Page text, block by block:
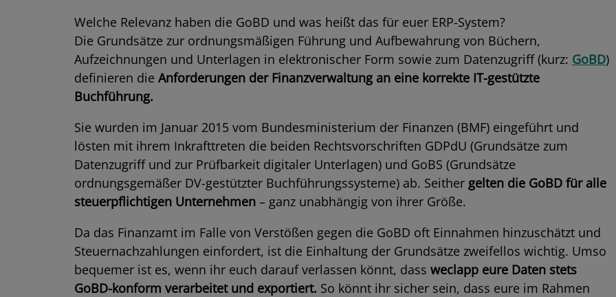
Welche Relevanz haben die GoBD und was heißt das für euer ERP-System?
Die Grundsätze zur ordnungsmäßigen Führung und Aufbewahrung von Büchern,
Aufzeichnungen und Unterlagen in elektronischer Form sowie zum Datenzugriff (kurz: GoBD)
definieren die Anforderungen der Finanzverwaltung an eine korrekte IT-gestützte
Buchführung.
Sie wurden im Januar 2015 vom Bundesministerium der Finanzen (BMF) eingeführt und
lösten mit ihrem Inkrafttreten die beiden Rechtsvorschriften GDPdU (Grundsätze zum
Datenzugriff und zur Prüfbarkeit digitaler Unterlagen) und GoBS (Grundsätze
ordnungsgemäßer DV-gestützter Buchführungssysteme) ab. Seither gelten die GoBD für alle
steuerpflichtigen Unternehmen– ganz unabhängig von ihrer Größe.
Da das Finanzamt im Falle von Verstößen gegen die GoBD oft Einnahmen hinzuschätzt und
Steuernachzahlungen einfordert, ist die Einhaltung der Grundsätze zweifellos wichtig. Umso
bequemer ist es, wenn ihr euch darauf verlassen könnt, dass weclapp eure Daten stets
GoBD-konform verarbeitet und exportiert. So könnt ihr sicher sein, dass eure im Rahmen